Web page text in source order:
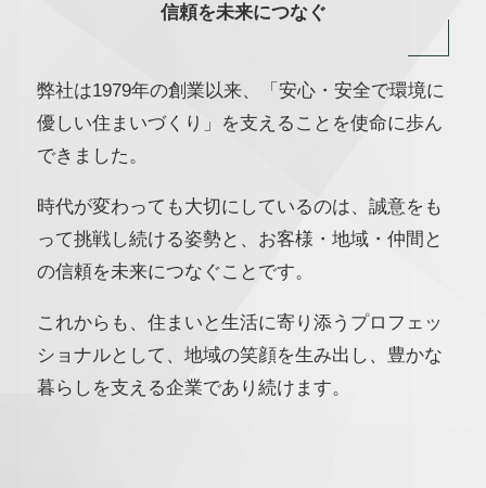
信頼を未来につなぐ
弊社は1979年の創業以来、「安心・安全で環境に
優しい住まいづくり」を支えることを使命に歩ん
できました。
時代が変わっても大切にしているのは、誠意をも
って挑戦し続ける姿勢と、お客様・地域・仲間と
の信頼を未来につなぐことです。
これからも、住まいと生活に寄り添うプロフェッ
ショナルとして、地域の笑顔を生み出し、豊かな
暮らしを支える企業であり続けます。